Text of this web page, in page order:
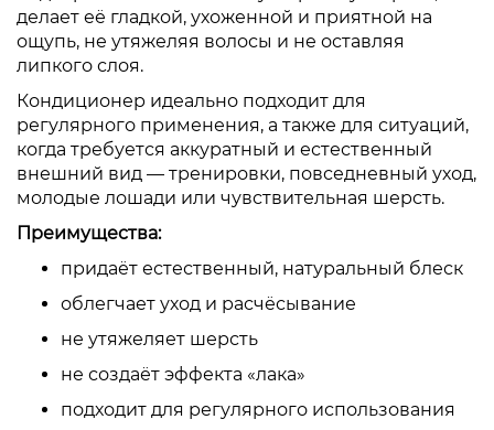
делает её гладкой, ухоженной и приятной на
ощупь, не утяжеляя волосы и не оставляя
липкого слоя.
Кондиционер идеально подходит для
регулярного применения, а также для ситуаций,
когда требуется аккуратный и естественный
внешний вид — тренировки, повседневный уход,
молодые лошади или чувствительная шерсть.
Преимущества:
придаёт естественный, натуральный блеск
облегчает уход и расчёсывание
не утяжеляет шерсть
не создаёт эффекта «лака»
подходит для регулярного использования